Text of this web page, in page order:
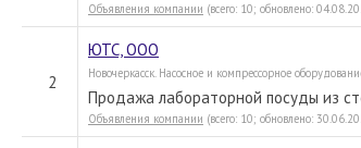
Объявления компании (всего: 10; обновлено:
2
ЮТС, ООО
Новочеркасск. Насосное и компрессорное
Продажа лабораторной посуды из
Объявления компании (всего: 10; обновлено: